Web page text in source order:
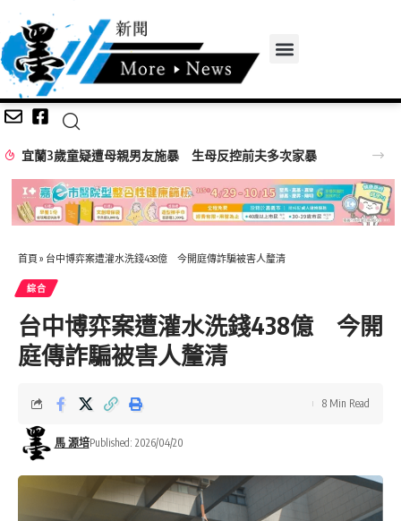
嘉義無人機競賽登場 73隊挑戰穿越賽與無人機足球
首頁 » 台中博弈案遭灌水洗錢438億 今開庭傳詐騙被害人釐清
綜合
台中博弈案遭灌水洗錢438億 今開
庭傳詐騙被害人釐清
馬 源培Published: 2026/04/20
8 Min Read